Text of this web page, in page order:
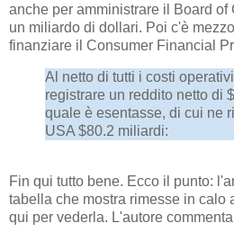
anche per amministrare il Board of
un miliardo di dollari. Poi c'è
finanziare il Consumer Financial
Al netto di tutti i costi
registrare un reddito netto di
quale è esentasse, di cui ne
USA $80.2 miliardi:
Fin qui tutto bene. Ecco il punto:
tabella che mostra rimesse in calo
qui per vederla. L'autore